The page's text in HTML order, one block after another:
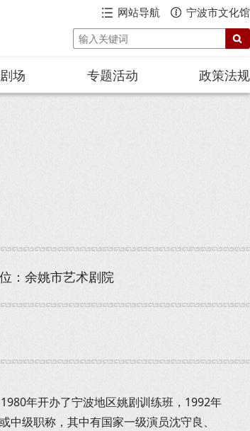
宁波市文化馆
网站导航
场 专题活动 政策法规
：余姚市艺术剧院
年开办了宁波地区姚剧训练班，1992年
级职称，其中有国家一级演员沈守良、